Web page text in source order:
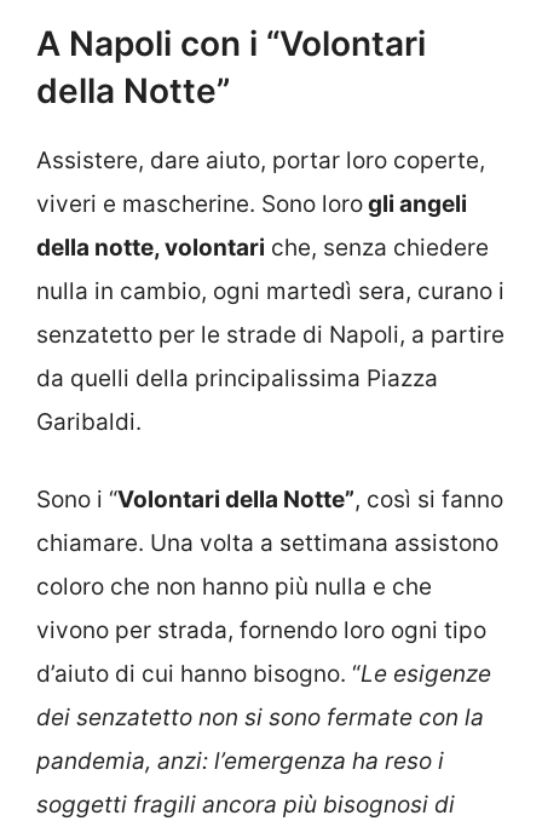
A Napoli con i “Volontari
della Notte”
Assistere, dare aiuto, portar loro coperte,
viveri e mascherine. Sono lorogli angeli
della notte, volontari che, senza chiedere
nulla in cambio, ogni martedì sera, curano i
senzatetto per le strade di Napoli, a partire
da quelli della principalissima Piazza
Garibaldi.
Sono i “Volontari della Notte”, così si fanno
chiamare. Una volta a settimana assistono
coloro che non hanno più nulla e che
vivono per strada, fornendo loro ogni tipo
d’aiuto di cui hanno bisogno. “Le esigenze
dei senzatetto non si sono fermate con la
pandemia, anzi: l’emergenza ha reso i
soggetti fragili ancora più bisognosi di